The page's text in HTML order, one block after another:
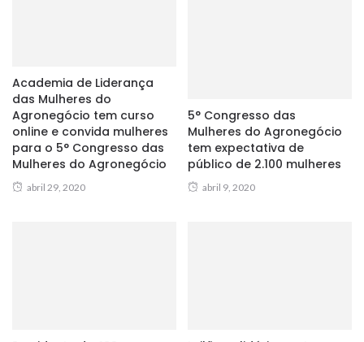
Academia de Liderança
das Mulheres do
Agronegócio tem curso
online e convida mulheres
para o 5° Congresso das
Mulheres do Agronegócio
abril 29, 2020
5° Congresso das
Mulheres do Agronegócio
tem expectativa de
público de 2.100 mulheres
abril 9, 2020